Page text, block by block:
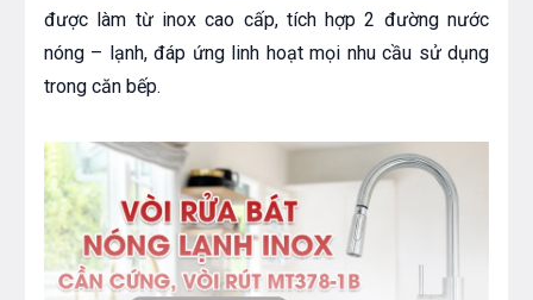
được làm từ inox cao cấp, tích hợp 2 đường nước
nóng – lạnh, đáp ứng linh hoạt mọi nhu cầu sử dụng
trong căn bếp.